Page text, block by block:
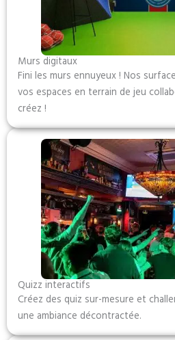
Murs digitaux
Fini les murs ennuyeux ! Nos
vos espaces en terrain de jeu
créez !
Quizz interactifs
Créez des quiz sur-mesure et
une ambiance décontractée.